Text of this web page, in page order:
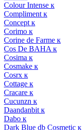
Colour Intense к
Compliment к
Concept к
Corimo к
Corine de Farme к
Cos De BAHA к
Cosima к
Cosmake к
Cosrx к
Cottage к
Cracare к
Cucunzn к
Daandanbit к
Dabo к
Dark Blue db Cosmetic к